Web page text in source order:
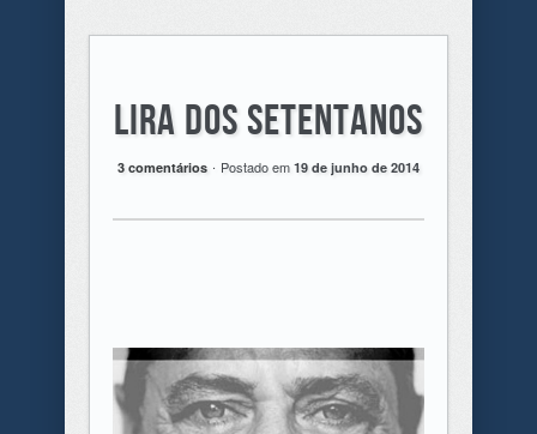
Lira dos Setentanos
3 comentários . Postado em 19 de junho de 2014